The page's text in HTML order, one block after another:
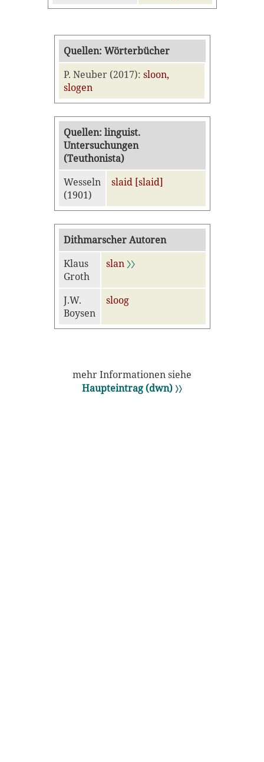
Quellen: Wörterbücher
P. Neuber (2017): sloon,
slogen
Quellen: linguist.
Untersuchungen
(Teuthonista)
Wesseln
(1901)
slaid [slaid]
Dithmarscher Autoren
Klaus
Groth
slan 〉〉
J.W.
Boysen
sloog
mehr Informationen siehe
Haupteintrag (dwn) 〉〉